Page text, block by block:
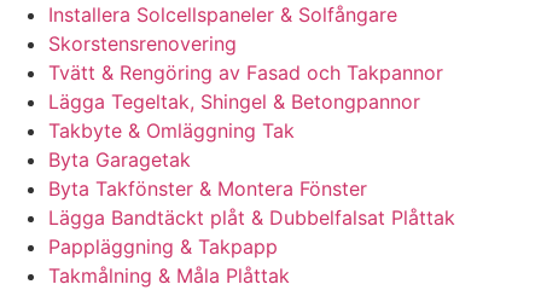
Installera Solcellspaneler & Solfångare
Skorstensrenovering
Tvätt & Rengöring av Fasad och Takpannor
Lägga Tegeltak, Shingel & Betongpannor
Takbyte & Omläggning Tak
Byta Garagetak
Byta Takfönster & Montera Fönster
Lägga Bandtäckt plåt & Dubbelfalsat Plåttak
Pappläggning & Takpapp
Takmålning & Måla Plåttak